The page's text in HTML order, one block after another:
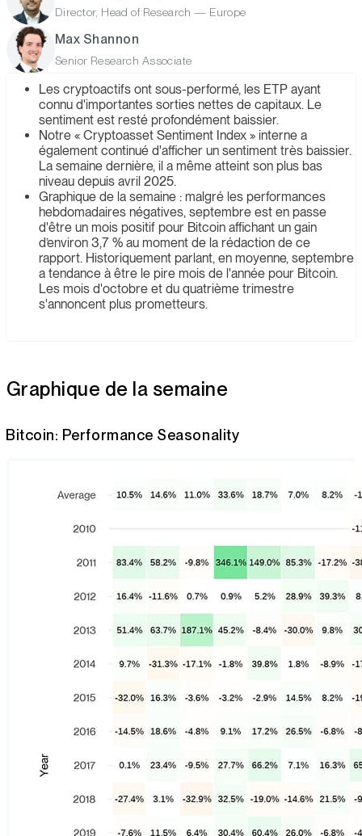
Director, Head of Research — Europe
Max Shannon
Senior Research Associate
Les cryptoactifs ont sous-performé, les ETP ayant
connu d'importantes sorties nettes de capitaux. Le
sentiment est resté profondément baissier.
Notre « Cryptoasset Sentiment Index » interne a
également continué d'afficher un sentiment très baissier.
La semaine dernière, il a même atteint son plus bas
niveau depuis avril 2025.
Graphique de la semaine : malgré les performances
hebdomadaires négatives, septembre est en passe
d'être un mois positif pour Bitcoin affichant un gain
d’environ 3,7 % au moment de la rédaction de ce
rapport. Historiquement parlant, en moyenne, septembre
a tendance à être le pire mois de l'année pour Bitcoin.
Les mois d'octobre et du quatrième trimestre
s'annoncent plus prometteurs.
Graphique de la semaine
Bitcoin: Performance Seasonality